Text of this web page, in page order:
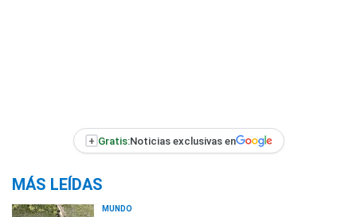
+ Gratis:Noticias exclusivas en
MÁS LEÍDAS
MUNDO